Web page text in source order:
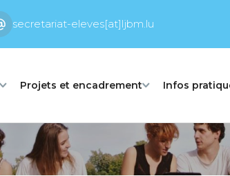
secretariat-eleves[at]ljbm.lu
Projets et encadrement Infos